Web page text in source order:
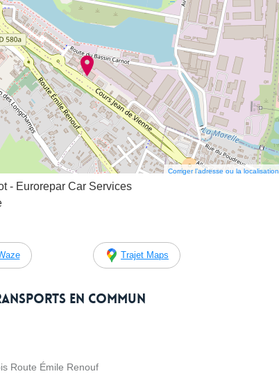
Corriger l’adresse ou la localisation
- Eurorepar Car Services
Trajet Maps
en commun
Route Émile Renouf